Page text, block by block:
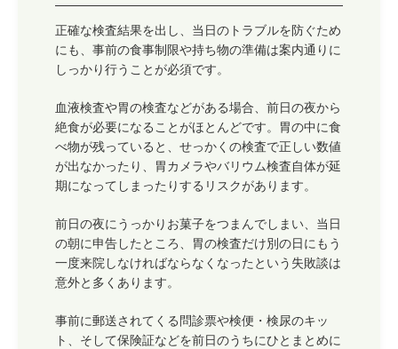
正確な検査結果を出し、当日のトラブルを防ぐため
にも、事前の食事制限や持ち物の準備は案内通りに
しっかり行うことが必須です。
血液検査や胃の検査などがある場合、前日の夜から
絶食が必要になることがほとんどです。胃の中に食
べ物が残っていると、せっかくの検査で正しい数値
が出なかったり、胃カメラやバリウム検査自体が延
期になってしまったりするリスクがあります。
前日の夜にうっかりお菓子をつまんでしまい、当日
の朝に申告したところ、胃の検査だけ別の日にもう
一度来院しなければならなくなったという失敗談は
意外と多くあります。
事前に郵送されてくる問診票や検便・検尿のキッ
ト、そして保険証などを前日のうちにひとまとめに